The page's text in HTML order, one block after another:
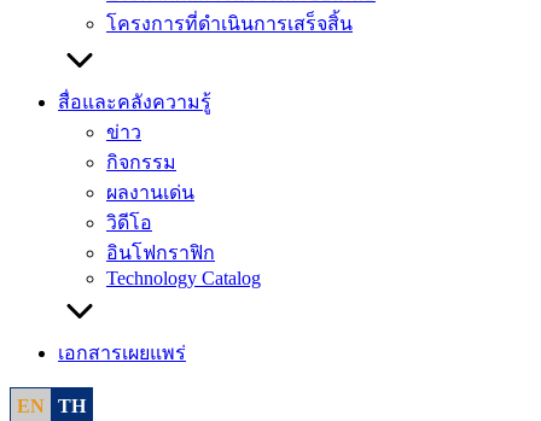
โครงการที่ดำเนินการเสร็จสิ้น
สื่อและคลังความรู้
ข่าว
กิจกรรม
ผลงานเด่น
วิดีโอ
อินโฟกราฟิก
Technology Catalog
เอกสารเผยแพร่
EN TH